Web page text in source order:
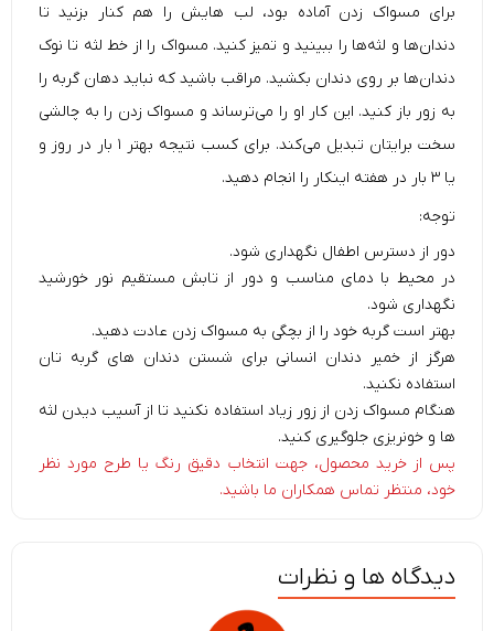
برای مسواک زدن آماده بود، لب هایش را هم کنار بزنید تا
دندان‌ها و لثه‌ها را ببینید و تمیز کنید. مسواک را از خط لثه تا نوک
دندان‌ها بر روی دندان بکشید. مراقب باشید که نباید دهان گربه را
به زور باز کنید. این کار او را می‌ترساند و مسواک زدن را به چالشی
سخت برایتان تبدیل می‌کند. برای کسب نتیجه بهتر ۱ بار در روز و
یا ۳ بار در هفته اینکار را انجام دهید.
توجه:
دور از دسترس اطفال نگهداری شود.
در محیط با دمای مناسب و دور از تابش مستقیم نور خورشید
نگهداری شود.
بهتر است گربه خود را از بچگی به مسواک زدن عادت دهید.
هرگز از خمیر دندان انسانی برای شستن دندان های گربه تان
استفاده نکنید.
هنگام مسواک زدن از زور زیاد استفاده نکنید تا از آسیب دیدن لثه
ها و خونریزی جلوگیری کنید.
پس از خرید محصول، جهت انتخاب دقیق رنگ یا طرح مورد نظر
خود، منتظر تماس همکاران ما باشید.
دیدگاه ها و نظرات